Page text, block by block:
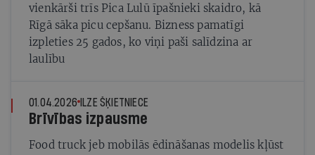
vienkārši trīs Pica Lulū īpašnieki skaidro, kā
Rīgā sāka picu cepšanu. Bizness pamatīgi
izpleties 25 gados, ko viņi paši salīdzina ar
laulību
01.04.2026 ILZE ŠĶIETNIECE
Brīvības izpausme
Food truck jeb mobilās ēdināšanas modelis kļūst